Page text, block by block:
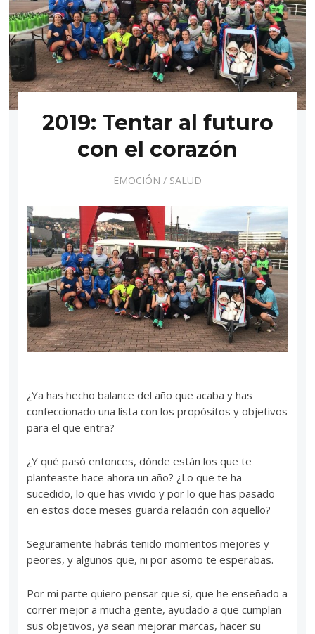
2019: Tentar al futuro
con el corazón
EMOCIÓN / SALUD
¿Ya has hecho balance del año que acaba y has
confeccionado una lista con los propósitos y objetivos
para el que entra?
¿Y qué pasó entonces, dónde están los que te
planteaste hace ahora un año? ¿Lo que te ha
sucedido, lo que has vivido y por lo que has pasado
en estos doce meses guarda relación con aquello?
Seguramente habrás tenido momentos mejores y
peores, y algunos que, ni por asomo te esperabas.
Por mi parte quiero pensar que sí, que he enseñado a
correr mejor a mucha gente, ayudado a que cumplan
sus objetivos, ya sean mejorar marcas, hacer su